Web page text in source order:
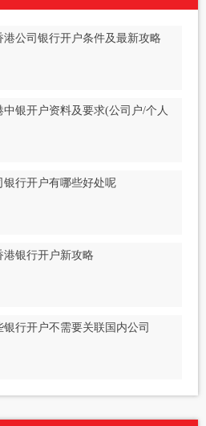
港公司银行开户条件及最新攻略
中银开户资料及要求(公司户/个人
银行开户有哪些好处呢
港银行开户新攻略
银行开户不需要关联国内公司